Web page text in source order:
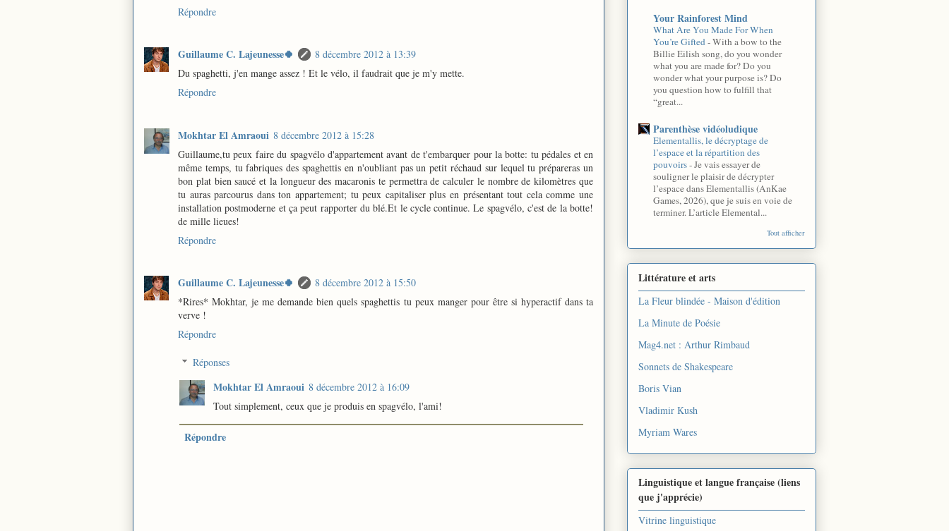
Répondre
Guillaume C. Lajeunesse🍀
8 décembre 2012 à 13:39
Du spaghetti, j'en mange assez ! Et le vélo, il faudrait que je m'y mette.
Répondre
Mokhtar El Amraoui 8 décembre 2012 à 15:28
Guillaume,tu peux faire du spagvélo d'appartement avant de t'embarquer pour la botte: tu pédales et en
même temps, tu fabriques des spaghettis en n'oubliant pas un petit réchaud sur lequel tu prépareras un
bon plat bien saucé et la longueur des macaronis te permettra de calculer le nombre de kilomètres que
tu auras parcourus dans ton appartement; tu peux capitaliser plus en présentant tout cela comme une
installation postmoderne et ça peut rapporter du blé.Et le cycle continue. Le spagvélo, c'est de la botte!
de mille lieues!
Répondre
Guillaume C. Lajeunesse🍀
8 décembre 2012 à 15:50
*Rires* Mokhtar, je me demande bien quels spaghettis tu peux manger pour être si hyperactif dans ta
verve !
Répondre
Réponses
Mokhtar El Amraoui 8 décembre 2012 à 16:09
Tout simplement, ceux que je produis en spagvélo, l'ami!
Répondre
Your Rainforest Mind
What Are You Made For When
You’re Gifted-With a bow to the
Billie Eilish song, do you wonder
what you are made for? Do you
wonder what your purpose is? Do
you question how to fulfill that
“great...
Parenthèse vidéoludique
Elementallis, le décryptage de
l’espace et la répartition des
pouvoirs-Je vais essayer de
souligner le plaisir de décrypter
l’espace dans Elementallis (AnKae
Games, 2026), que je suis en voie de
terminer. L’article Elemental...
Tout afficher
Littérature et arts
La Fleur blindée - Maison d'édition
La Minute de Poésie
Mag4.net : Arthur Rimbaud
Sonnets de Shakespeare
Boris Vian
Vladimir Kush
Myriam Wares
Linguistique et langue française (liens
que j'apprécie)
Vitrine linguistique